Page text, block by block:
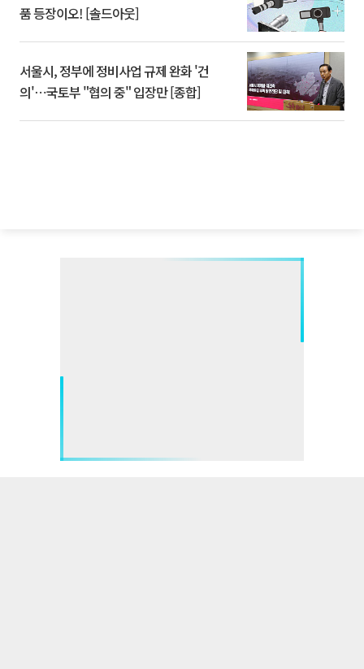
품 등장이오! [솔드아웃]
서울시, 정부에 정비사업 규제 완화 '건
의'⋯국토부 "협의 중" 입장만 [종합]